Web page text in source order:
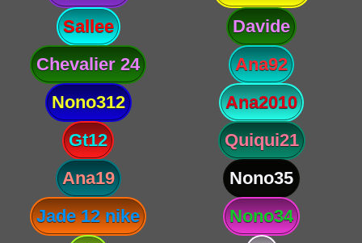
Sallee
Davide
Chevalier 24
Ana92
Nono312
Ana2010
Gt12
Quiqui21
Ana19
Nono35
Jade 12 nike
Nono34